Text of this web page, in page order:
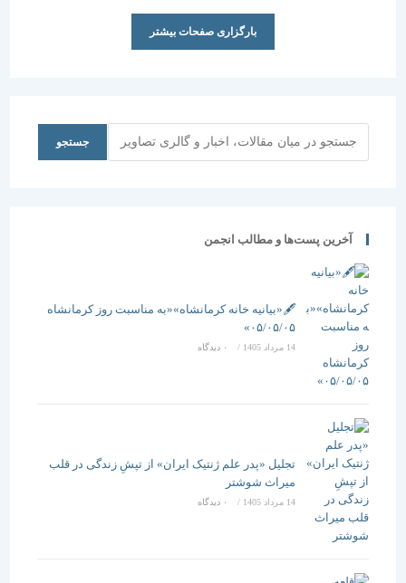
بارگزاری صفحات بیشتر
جستجو
آخرین پست‌ها و مطالب انجمن
🖋️«بیانیه خانه کرمانشاه»«به مناسبت روز کرمانشاه
۰۵/۰۵/۰۵»
/ ۰ دیدگاه
تجلیل «پدر علم ژنتیک ایران» از تپشِ زندگی در قلب
میراث شوشتر
14 مرداد 1405 / ۰ دیدگاه